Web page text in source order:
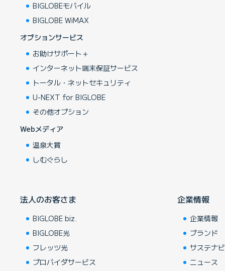
BIGLOBEモバイル
BIGLOBE WiMAX
オプションサービス
お助けサポート＋
インターネット端末保証サービス
トータル・ネットセキュリティ
U-NEXT for BIGLOBE
その他オプション
Webメディア
温泉大賞
しむぐらし
法人のお客さま
BIGLOBE biz.
BIGLOBE光
フレッツ光
プロバイダサービス
企業情報
企業情報
ブランド
サステナ
ニュース